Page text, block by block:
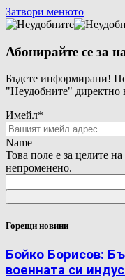
Затвори менюто
Абонирайте се за
Бъдете информирани!
"Неудобните" директно
Имейл*
Name
Това поле е за целите
непроменено.
Горещи новини
Бойко Борисов:
военната си